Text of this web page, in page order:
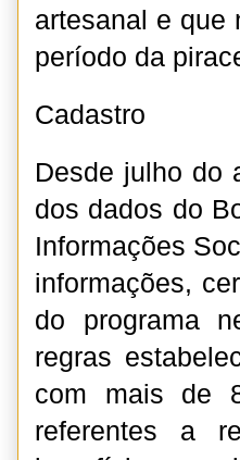
artesanal e que
período da
Cadastro
Desde julho do
dos dados do
Informações
informações,
do programa
regras
com mais de
referentes a